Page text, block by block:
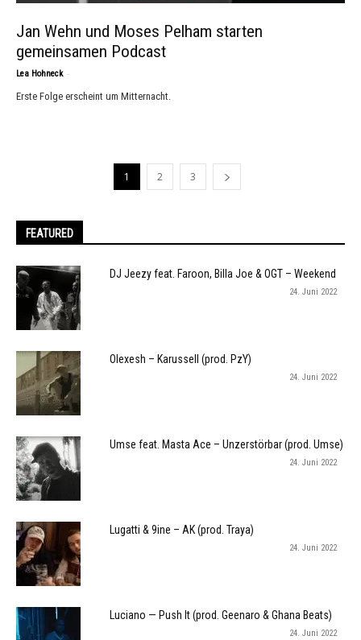
Jan Wehn und Moses Pelham starten
gemeinsamen Podcast
Lea Hohneck -
Erste Folge erscheint um Mitternacht.
1 2 3
FEATURED
DJ Jeezy feat. Faroon, Billa Joe & OGT – Weekend
24. Juni 2022
Olexesh – Karussell (prod. PzY)
24. Juni 2022
Umse feat. Masta Ace – Unzerstörbar (prod. Umse)
24. Juni 2022
Lugatti & 9ine – AK (prod. Traya)
24. Juni 2022
Luciano — Push It (prod. Geenaro & Ghana Beats)
24. Juni 2022